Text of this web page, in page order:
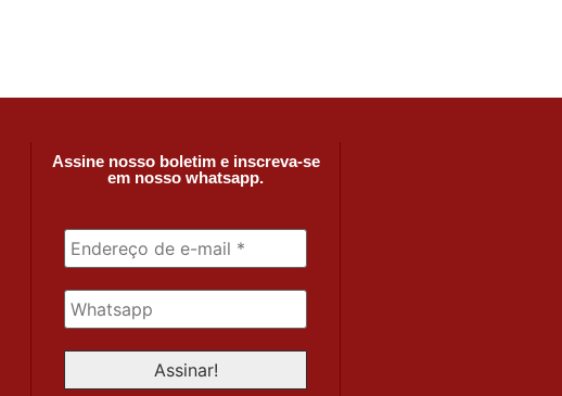
Assine nosso boletim e inscreva-se
em nosso whatsapp.